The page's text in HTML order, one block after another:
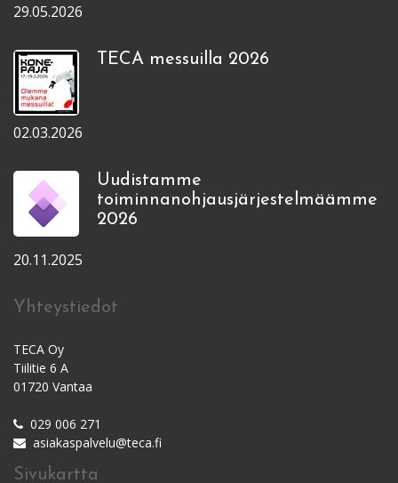
29.05.2026
TECA messuilla 2026
02.03.2026
Uudistamme
toiminnanohjausjärjestelmäämme
2026
20.11.2025
Yhteystiedot
TECA Oy
Tiilitie 6 A
01720 Vantaa
029 006 271
asiakaspalvelu@teca.fi
Sivukartta